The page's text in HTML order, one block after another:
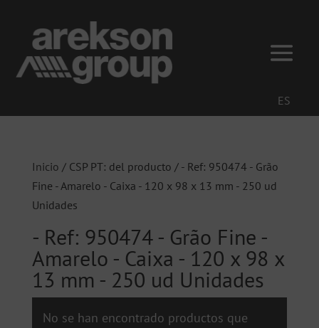
ES
Inicio / CSP PT: del producto / - Ref: 950474 - Grão
Fine - Amarelo - Caixa - 120 x 98 x 13 mm - 250 ud
Unidades
- Ref: 950474 - Grão Fine -
Amarelo - Caixa - 120 x 98 x
13 mm - 250 ud Unidades
No se han encontrado productos que